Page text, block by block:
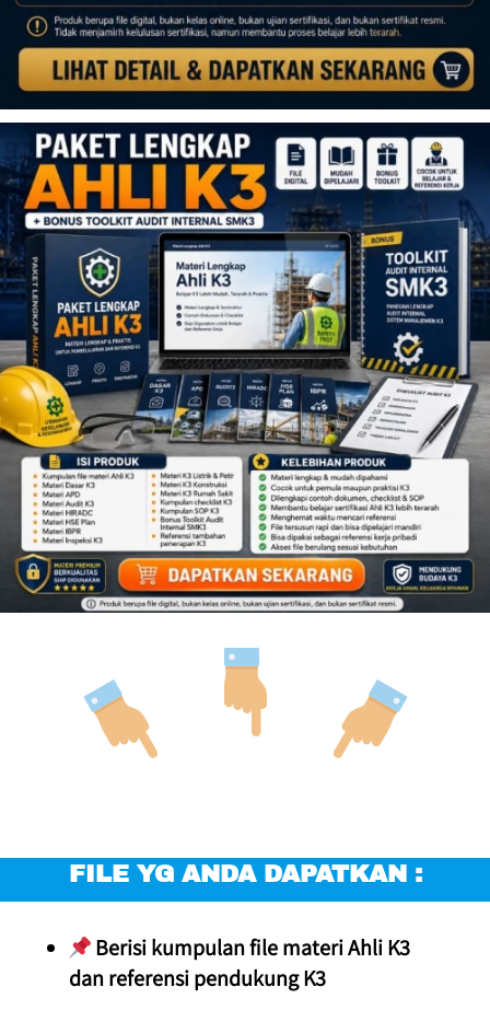
FILE YG ANDA DAPATKAN :
Berisi kumpulan file materi Ahli K3
dan referensi pendukung K3